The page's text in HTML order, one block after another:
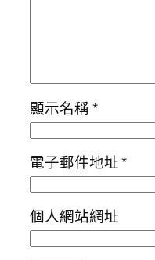
顯示名稱*
電子郵件地址*
個人網站網址